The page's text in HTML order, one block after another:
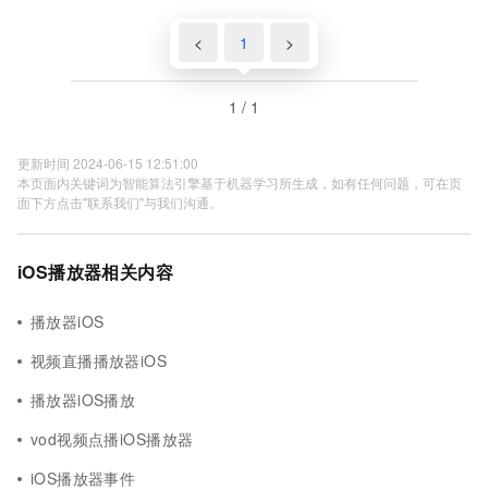
< 1 >
1 / 1
更新时间 2024-06-15 12:51:00
本页面内关键词为智能算法引擎基于机器学习所生成，如有任何问题，可在页
面下方点击"联系我们"与我们沟通。
iOS播放器相关内容
播放器iOS
视频直播播放器iOS
播放器iOS播放
vod视频点播iOS播放器
iOS播放器事件